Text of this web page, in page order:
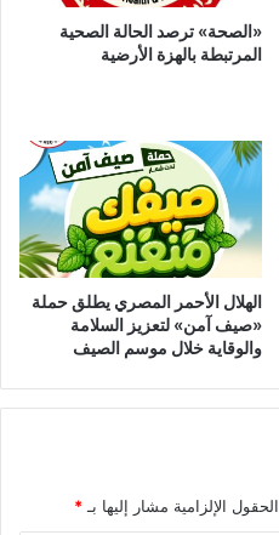
«الصحة» ترصد الحالة الصحية
المرتبطة بالهزة الأرضية
الهلال الأحمر المصري يطلق حملة
«صيف آمن» لتعزيز السلامة
والوقاية خلال موسم الصيف
الحقول الإلزامية مشار إليها بـ*